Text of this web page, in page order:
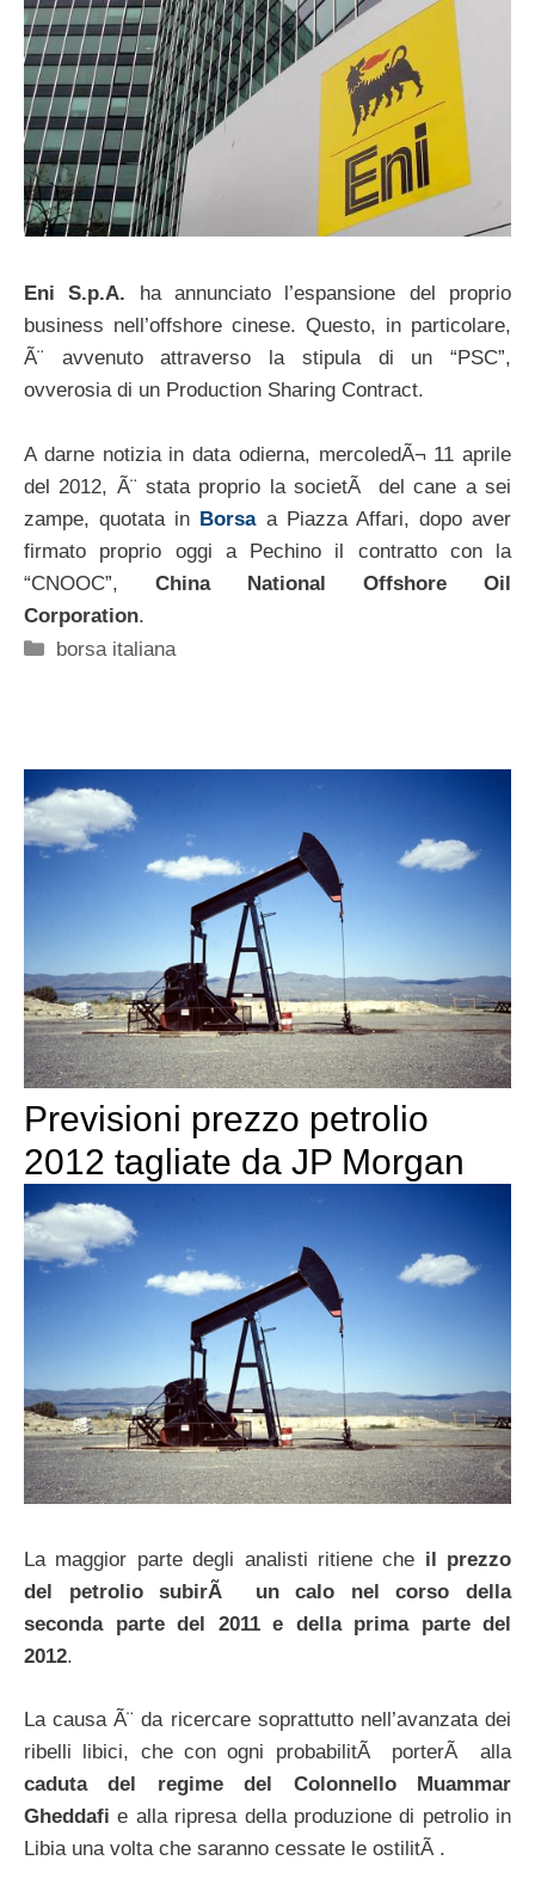
Eni S.p.A. ha annunciato l’espansione del proprio
business nell’offshore cinese. Questo, in particolare,
Ã¨ avvenuto attraverso la stipula di un “PSC”,
ovverosia di un Production Sharing Contract.
A darne notizia in data odierna, mercoledÃ¬ 11 aprile
del 2012, Ã¨ stata proprio la societÃ del cane a sei
zampe, quotata in Borsaa Piazza Affari, dopo aver
firmato proprio oggi a Pechino il contratto con la
“CNOOC”, China National Offshore Oil
Corporation.
Categorie
borsa italiana
Previsioni prezzo petrolio
2012 tagliate da JP Morgan
La maggior parte degli analisti ritiene che il prezzo
del petrolio subirÃ un calo nel corso della
seconda parte del 2011 e della prima parte del
2012.
La causa Ã¨ da ricercare soprattutto nell’avanzata dei
ribelli libici, che con ogni probabilitÃ porterÃ alla
caduta del regime del Colonnello Muammar
Gheddafi e alla ripresa della produzione di petrolio in
Libia una volta che saranno cessate le ostilitÃ .